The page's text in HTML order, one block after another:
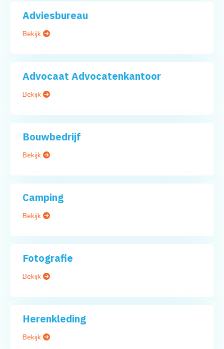
Adviesbureau
Bekijk
Advocaat Advocatenkantoor
Bekijk
Bouwbedrijf
Bekijk
Camping
Bekijk
Fotografie
Bekijk
Herenkleding
Bekijk